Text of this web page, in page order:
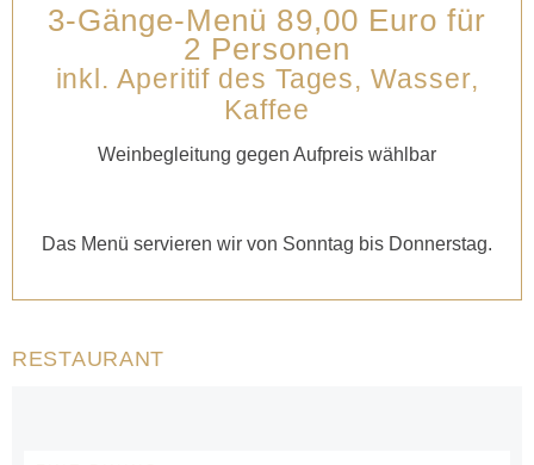
3-Gänge-Menü 89,00 Euro für
2 Personen
inkl. Aperitif des Tages, Wasser,
Kaffee
Weinbegleitung gegen Aufpreis wählbar
Das Menü servieren wir von Sonntag bis Donnerstag.
RESTAURANT